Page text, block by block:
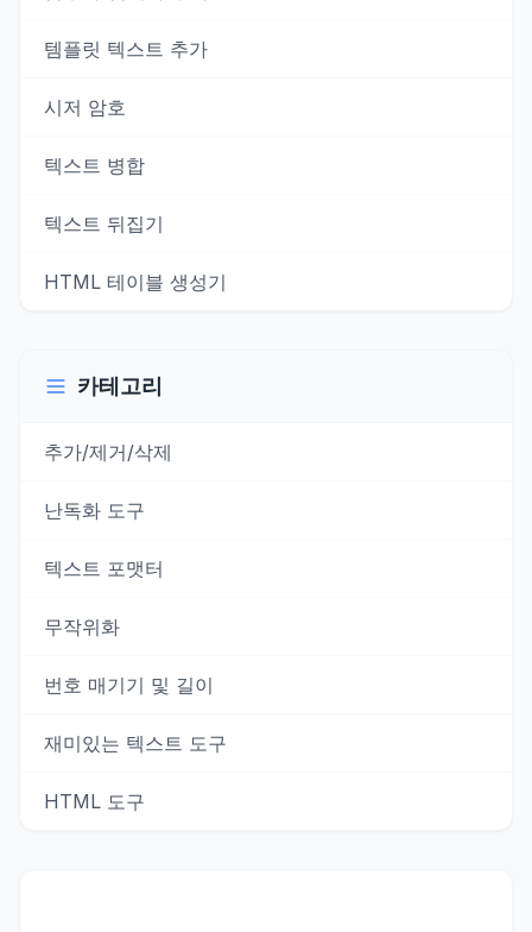
템플릿 텍스트 추가
시저 암호
텍스트 병합
텍스트 뒤집기
HTML 테이블 생성기
카테고리
추가/제거/삭제
난독화 도구
텍스트 포맷터
무작위화
번호 매기기 및 길이
재미있는 텍스트 도구
HTML 도구